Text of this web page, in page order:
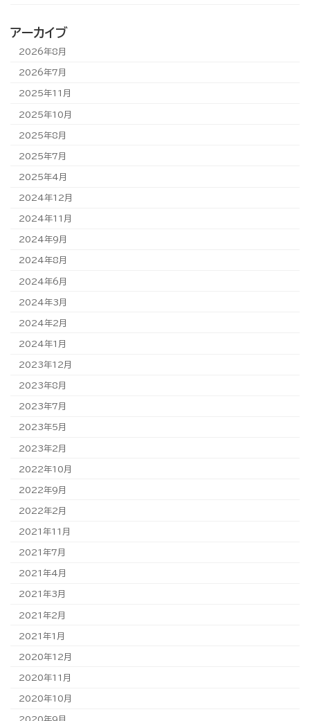
アーカイブ
2026年8月
2026年7月
2025年11月
2025年10月
2025年8月
2025年7月
2025年4月
2024年12月
2024年11月
2024年9月
2024年8月
2024年6月
2024年3月
2024年2月
2024年1月
2023年12月
2023年8月
2023年7月
2023年5月
2023年2月
2022年10月
2022年9月
2022年2月
2021年11月
2021年7月
2021年4月
2021年3月
2021年2月
2021年1月
2020年12月
2020年11月
2020年10月
2020年9月